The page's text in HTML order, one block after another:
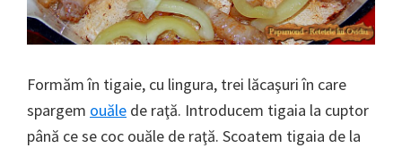
Formăm în tigaie, cu lingura, trei lăcaşuri în care
spargem ouăle de raţă. Introducem tigaia la cuptor
până ce se coc ouăle de raţă. Scoatem tigaia de la